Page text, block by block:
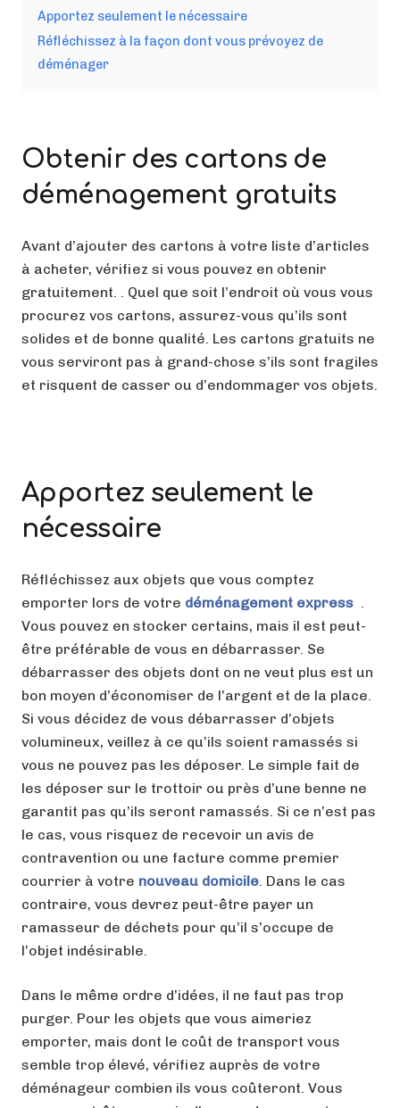
Apportez seulement le nécessaire
Réfléchissez à la façon dont vous prévoyez de
déménager
Obtenir des cartons de
déménagement gratuits
Avant d’ajouter des cartons à votre liste d’articles
à acheter, vérifiez si vous pouvez en obtenir
gratuitement. . Quel que soit l’endroit où vous vous
procurez vos cartons, assurez-vous qu’ils sont
solides et de bonne qualité. Les cartons gratuits ne
vous serviront pas à grand-chose s’ils sont fragiles
et risquent de casser ou d’endommager vos objets.
Apportez seulement le
nécessaire
Réfléchissez aux objets que vous comptez
emporter lors de votre déménagement express
Vous pouvez en stocker certains, mais il est peut-
être préférable de vous en débarrasser. Se
débarrasser des objets dont on ne veut plus est un
bon moyen d’économiser de l’argent et de la place.
Si vous décidez de vous débarrasser d’objets
volumineux, veillez à ce qu’ils soient ramassés si
vous ne pouvez pas les déposer. Le simple fait de
les déposer sur le trottoir ou près d’une benne ne
garantit pas qu’ils seront ramassés. Si ce n’est pas
le cas, vous risquez de recevoir un avis de
contravention ou une facture comme premier
courrier à votre nouveau domicile . Dans le cas
contraire, vous devrez peut-être payer un
ramasseur de déchets pour qu’il s’occupe de
l’objet indésirable.
Dans le même ordre d’idées, il ne faut pas trop
purger. Pour les objets que vous aimeriez
emporter, mais dont le coût de transport vous
semble trop élevé, vérifiez auprès de votre
déménageur combien ils vous coûteront. Vous